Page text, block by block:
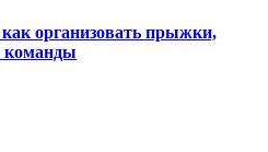
организовать прыжки,
команды